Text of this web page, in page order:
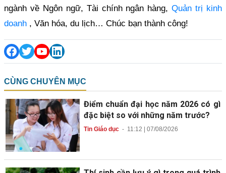
ngành về Ngôn ngữ, Tài chính ngân hàng,Quản trị kinh
doanh , Văn hóa, du lịch… Chúc bạn thành công!
CÙNG CHUYÊN MỤC
Điểm chuẩn đại học năm 2026 có gì
đặc biệt so với những năm trước?
Tin Giáo dục- 11:12 | 07/08/2026